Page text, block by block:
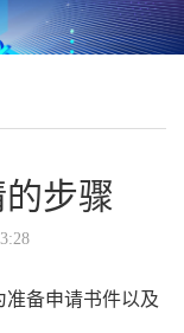
步骤
准备申请书件以及